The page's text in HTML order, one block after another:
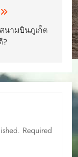
นามบินภูเก็ต
?
Required